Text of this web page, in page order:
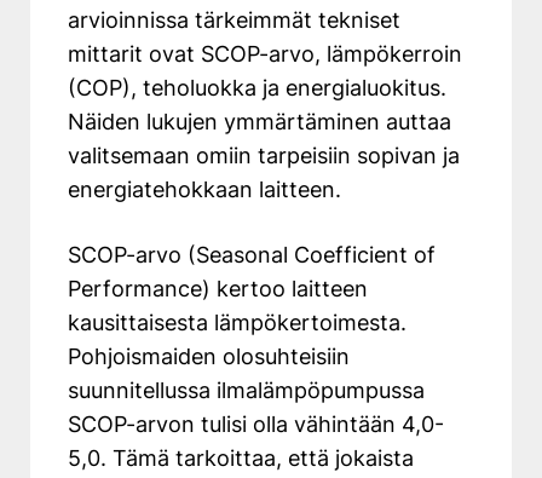
arvioinnissa tärkeimmät tekniset
mittarit ovat SCOP-arvo, lämpökerroin
(COP), teholuokka ja energialuokitus.
Näiden lukujen ymmärtäminen auttaa
valitsemaan omiin tarpeisiin sopivan ja
energiatehokkaan laitteen.
SCOP-arvo (Seasonal Coefficient of
Performance) kertoo laitteen
kausittaisesta lämpökertoimesta.
Pohjoismaiden olosuhteisiin
suunnitellussa ilmalämpöpumpussa
SCOP-arvon tulisi olla vähintään 4,0-
5,0. Tämä tarkoittaa, että jokaista